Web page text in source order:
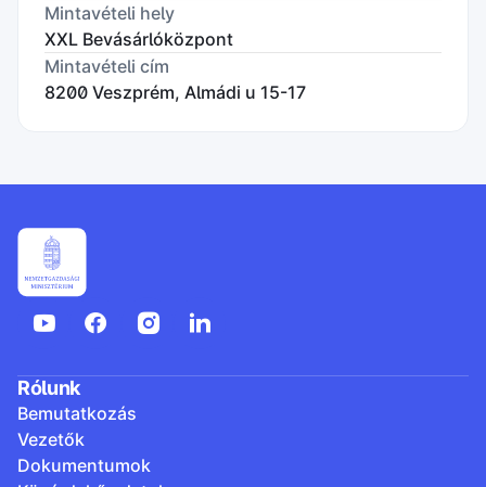
Mintavételi hely
XXL Bevásárlóközpont
Mintavételi cím
8200 Veszprém, Almádi u 15-17
Rólunk
Bemutatkozás
Vezetők
Dokumentumok